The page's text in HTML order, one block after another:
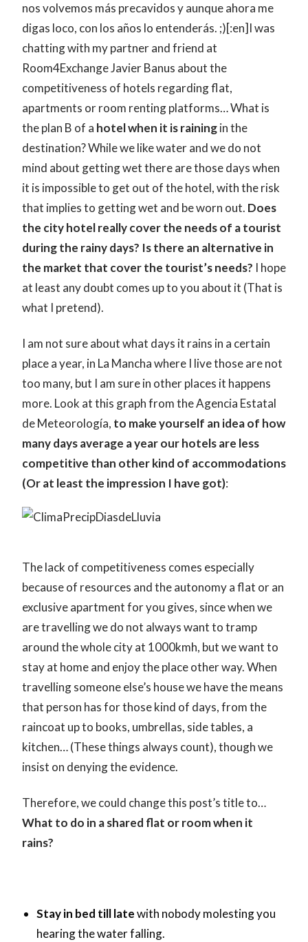
nos volvemos más precavidos y aunque ahora me
digas loco, con los años lo entenderás. ;)[:en]I was
chatting with my partner and friend at
Room4Exchange Javier Banus about the
competitiveness of hotels regarding flat,
apartments or room renting platforms… What is
the plan B of a hotel when it is rainingin the
destination? While we like water and we do not
mind about getting wet there are those days when
it is impossible to get out of the hotel, with the risk
that implies to getting wet and be worn out. Does
the city hotel really cover the needs of a tourist
during the rainy days? Is there an alternative in
the market that cover the tourist’s needs? I hope
at least any doubt comes up to you about it (That is
what I pretend).
I am not sure about what days it rains in a certain
place a year, in La Mancha where I live those are not
too many, but I am sure in other places it happens
more. Look at this graph from the Agencia Estatal
de Meteorología, to make yourself an idea of how
many days average a year our hotels are less
competitive than other kind of accommodations
(Or at least the impression I have got):
The lack of competitiveness comes especially
because of resources and the autonomy a flat or an
exclusive apartment for you gives, since when we
are travelling we do not always want to tramp
around the whole city at 1000kmh, but we want to
stay at home and enjoy the place other way. When
travelling someone else’s house we have the means
that person has for those kind of days, from the
raincoat up to books, umbrellas, side tables, a
kitchen… (These things always count), though we
insist on denying the evidence.
Therefore, we could change this post’s title to…
What to do in a shared flat or room when it
rains?
Stay in bed till latewith nobody molesting you
hearing the water falling.